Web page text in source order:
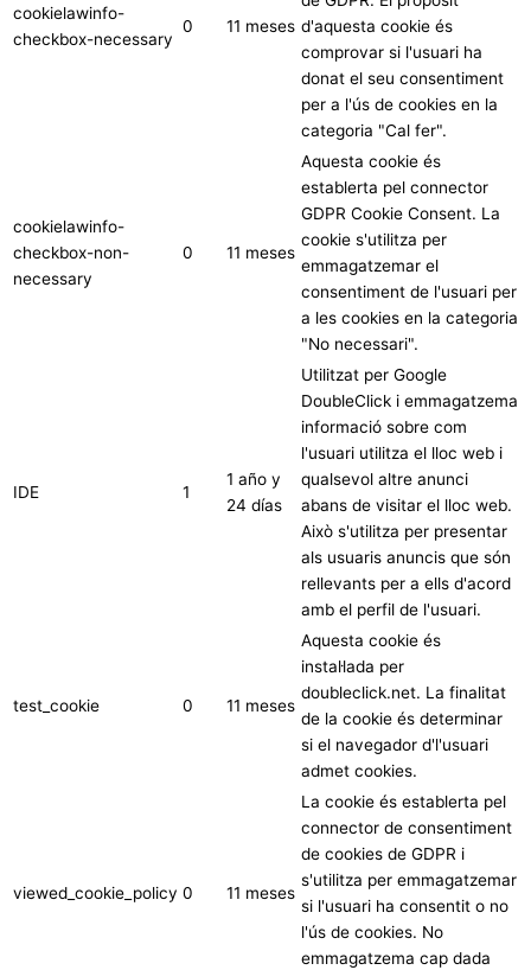
cookielawinfo-
checkbox-necessary
0 11 meses d'aquesta cookie és
comprovar si l'usuari ha
donat el seu consentiment
per a l'ús de cookies en la
categoria "Cal fer".
cookielawinfo-
checkbox-non-
necessary
0 11 meses
Aquesta cookie és
establerta pel connector
GDPR Cookie Consent. La
cookie s'utilitza per
emmagatzemar el
consentiment de l'usuari per
a les cookies en la categoria
"No necessari".
IDE 1
1 año y
24 días
Utilitzat per Google
DoubleClick i emmagatzema
informació sobre com
l'usuari utilitza el lloc web i
qualsevol altre anunci
abans de visitar el lloc web.
Això s'utilitza per presentar
als usuaris anuncis que són
rellevants per a ells d'acord
amb el perfil de l'usuari.
test_cookie 0 11 meses
Aquesta cookie és
instal·lada per
doubleclick.net. La finalitat
de la cookie és determinar
si el navegador d'l'usuari
admet cookies.
viewed_cookie_policy 0 11 meses
La cookie és establerta pel
connector de consentiment
de cookies de GDPR i
s'utilitza per emmagatzemar
si l'usuari ha consentit o no
l'ús de cookies. No
emmagatzema cap dada